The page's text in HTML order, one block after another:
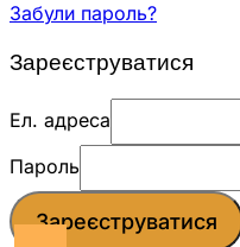
Забули пароль?
Зареєструватися
Ел. адреса
Пароль
Зареєструватися